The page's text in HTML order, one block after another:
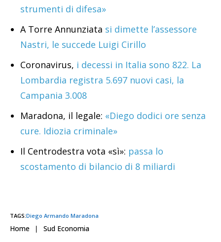
strumenti di difesa»
A Torre Annunziata si dimette l’assessore
Nastri, le succede Luigi Cirillo
Coronavirus, i decessi in Italia sono 822. La
Lombardia registra 5.697 nuovi casi, la
Campania 3.008
Maradona, il legale: «Diego dodici ore senza
cure. Idiozia criminale»
Il Centrodestra vota «sì»: passa lo
scostamento di bilancio di 8 miliardi
TAGS:Diego Armando Maradona
Home Sud Economia